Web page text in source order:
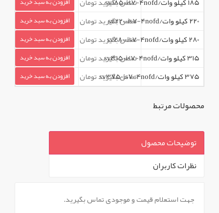
220 کیلو وات/sv2200is7-4nofd تماس بگیرید تومان افزودن به سبد خرید
280 کیلو وات/sv2800is7-4nofd تماس بگیرید تومان افزودن به سبد خرید
315 کیلو وات/sv3150is7-4nofd تماس بگیرید تومان افزودن به سبد خرید
375 کیلو وات/sv3750is7-4nofd تماس بگیرید تومان افزودن به سبد خرید
محصولات مرتبط
توضیحات محصول
نظرات کاربران
جهت استعلام قیمت و موجودی تماس بگیرید.